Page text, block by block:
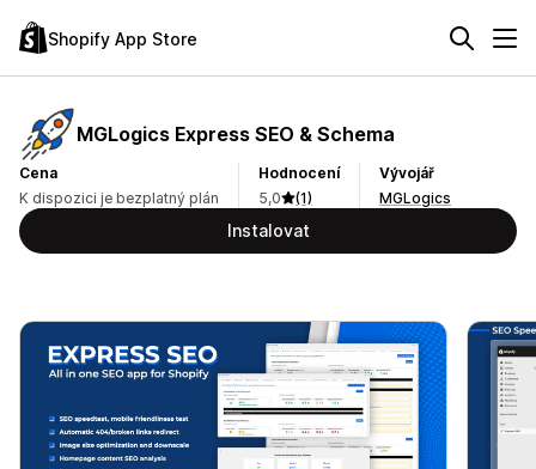
Shopify App Store
MGLogics Express SEO & Schema
Cena
K dispozici je bezplatný plán
Hodnocení
5,0
(1)
Vývojář
MGLogics
Instalovat